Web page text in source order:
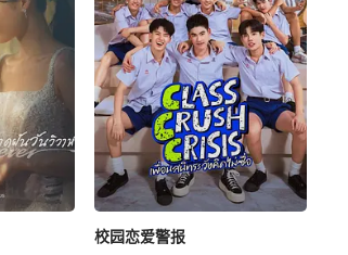
校园恋爱警报